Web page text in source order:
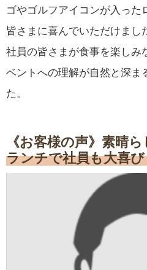
ゴやゴルフアイコンが入っ
皆さまに喜んでいただけまし
社員の皆さまが食事を楽しみ
ベントへの理解が自然と深ま
た。
《お客様の声》素晴
ランチで社員も大喜び